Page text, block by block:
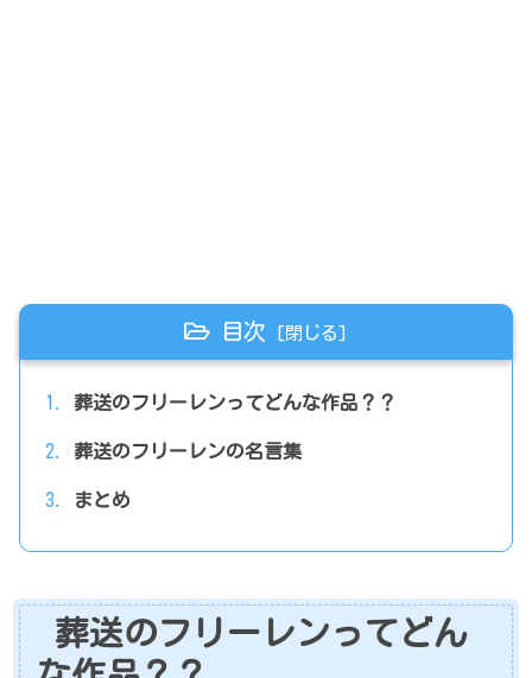
目次
葬送のフリーレンってどんな作品？？
葬送のフリーレンの名言集
まとめ
葬送のフリーレンってどん